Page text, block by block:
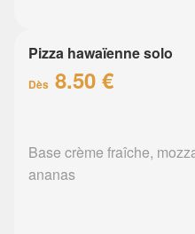
Pizza hawaïenne solo
Dès 8.50 €
Base crème fraîche,
ananas